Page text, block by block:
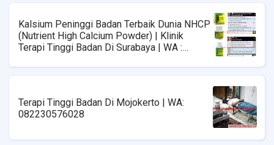
Kalsium Peninggi Badan Terbaik Dunia NHCP
(Nutrient High Calcium Powder) | Klinik
Terapi Tinggi Badan Di Surabaya | WA :
Terapi Tinggi Badan Di Mojokerto | WA:
082230576028